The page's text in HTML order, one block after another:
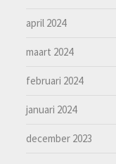
april 2024
maart 2024
februari 2024
januari 2024
december 2023